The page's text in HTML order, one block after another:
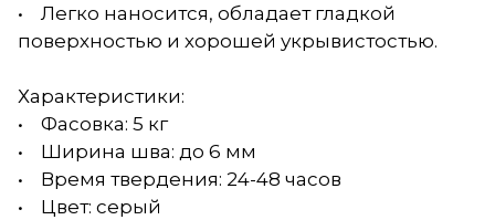
• Легко наносится, обладает гладкой
поверхностью и хорошей укрывистостью.
Характеристики:
• Фасовка: 5 кг
• Ширина шва: до 6 мм
• Время твердения: 24-48 часов
• Цвет: серый